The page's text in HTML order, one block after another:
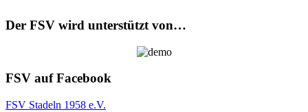
Der FSV wird unterstützt von…
FSV auf Facebook
FSV Stadeln 1958 e.V.